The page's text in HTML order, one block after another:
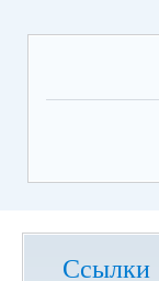
Ссылки